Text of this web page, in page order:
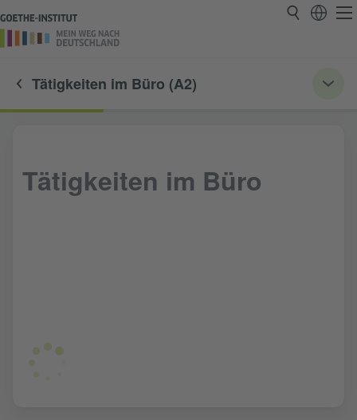
Tätigkeiten im Büro (A2)
Tätigkeiten im Büro